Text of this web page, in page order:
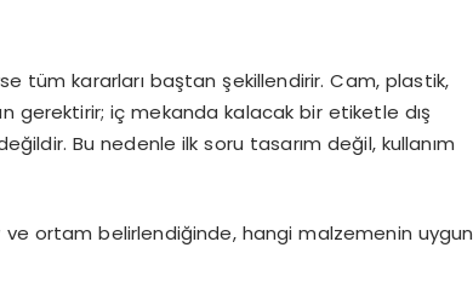
tüm kararları baştan şekillendirir. Cam, plastik,
gerektirir; iç mekanda kalacak bir etiketle dış
Bu nedenle ilk soru tasarım değil, kullanım
ortam belirlendiğinde, hangi malzemenin uygun